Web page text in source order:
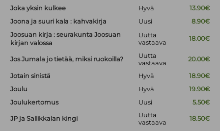
Joka yksin kulkee Hyvä
13.90€
Joona ja suuri kala : kahvakirja
Uusi
8.90€
Joosuan kirja : seurakunta Joosuan
kirjan valossa
Uutta
vastaava
18.00€
Jos Jumala jo tietää, miksi ruokoilla?
Uutta
vastaava
20.00€
Jotain sinistä Hyvä
18.90€
Joulu
Hyvä
19.90€
Joulukertomus
Uusi 5.50€
JP ja Sallikkalan kingi
Uutta
vastaava
18.50€